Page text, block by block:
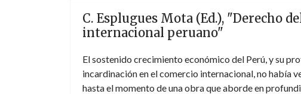
C. Esplugues Mota (Ed.), "Derecho
internacional peruano"
El sostenido crecimiento económico del Perú, y su
incardinación en el comercio internacional, no había
hasta el momento de una obra que aborde en